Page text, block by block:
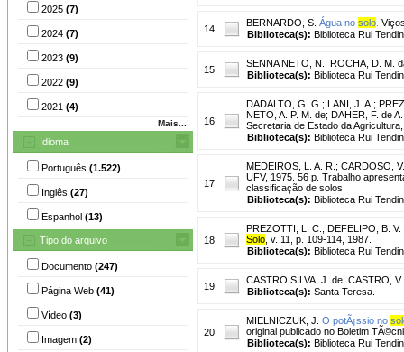
2025 (7)
2024 (7)
2023 (9)
2022 (9)
2021 (4)
Mais...
Idioma
Português (1.522)
Inglês (27)
Espanhol (13)
Tipo do arquivo
Documento (247)
Página Web (41)
Vídeo (3)
Imagem (2)
14.
BERNARDO, S. Água no solo
Biblioteca(s): Biblioteca Rui
15.
SENNA NETO, N. ; ROCHA, D. M.
Biblioteca(s): Biblioteca Rui
16.
DADALTO, G. G. ; LANI, J. A. ;
NETO, A. P. M. de; DAHER, F. de
Secretaria de Estado da
Biblioteca(s): Biblioteca Rui
17.
MEDEIROS, L. A. R. ; CARDOSO, V.
UFV, 1975. 56 p. Trabalho
classificação de solos.
Biblioteca(s): Biblioteca Rui
18.
PREZOTTI, L. C. ; DEFELIPO, B. V.
Solo , v. 11, p. 109-114, 1987.
Biblioteca(s): Biblioteca Rui
19.
CASTRO SILVA, J. de; CASTRO,
Biblioteca(s): Santa Teresa.
20.
MIELNICZUK, J. O potÃ¡ssio no
original publicado no Boletim
Biblioteca(s): Biblioteca Rui